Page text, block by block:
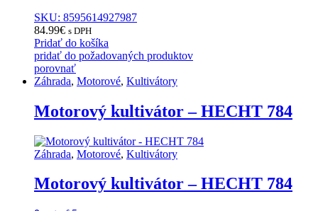
SKU: 8595614927987
84.99€ s DPH
Pridať do košíka
pridať do požadovaných produktov
porovnať
Záhrada, Motorové, Kultivátory
Motorový kultivátor – HECHT 784
Záhrada, Motorové, Kultivátory
Motorový kultivátor – HECHT 784